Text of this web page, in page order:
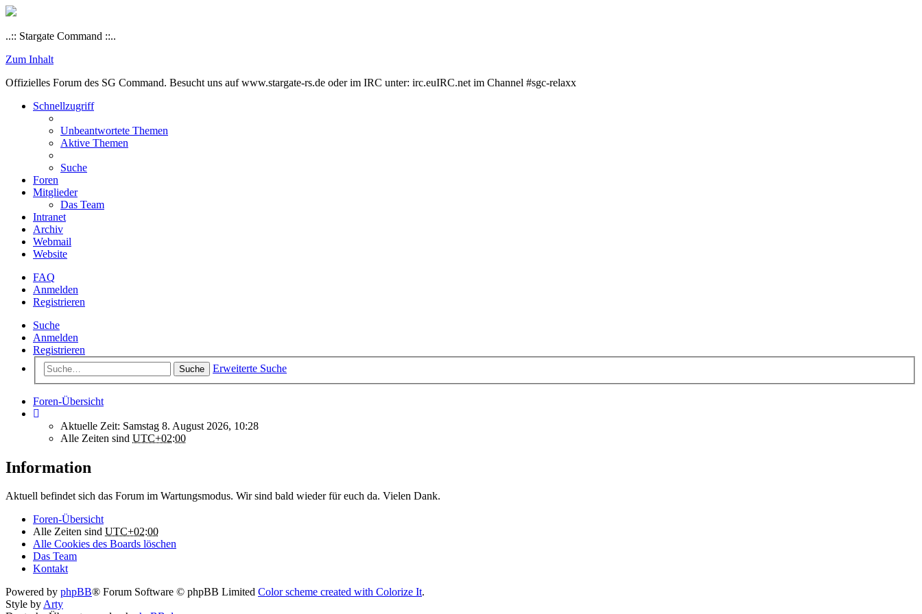
..:: Stargate Command ::..
Zum Inhalt
Offizielles Forum des SG Command. Besucht uns auf www.stargate-rs.de oder im IRC unter: irc.euIRC.net im Channel #sgc-relaxx
Schnellzugriff
Unbeantwortete Themen
Aktive Themen
Suche
Foren
Mitglieder
Das Team
Intranet
Archiv
Webmail
Website
FAQ
Anmelden
Registrieren
Suche
Anmelden
Registrieren
Suche Erweiterte Suche
Foren-Übersicht
Aktuelle Zeit: Samstag 8. August 2026, 10:28
Alle Zeiten sind UTC+02:00
Information
Aktuell befindet sich das Forum im Wartungsmodus. Wir sind bald wieder für euch da. Vielen Dank.
Foren-Übersicht
Alle Zeiten sind UTC+02:00
Alle Cookies des Boards löschen
Das Team
Kontakt
Powered by phpBB® Forum Software © phpBB Limited Color scheme created with Colorize It.
Style byArty